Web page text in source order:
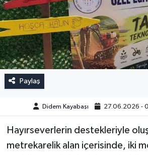
Paylaş
Didem Kayabaşı 27.06.2026 -
Hayırseverlerin destekleriyle
metrekarelik alan içerisinde, iki